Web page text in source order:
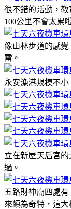
很不錯的活動，教
100公里不會太累
像山林步道的感
雷。
永安漁港規模不小
立在新屋天后宮
過。
五路財神廟四處
來頗為奇特，這